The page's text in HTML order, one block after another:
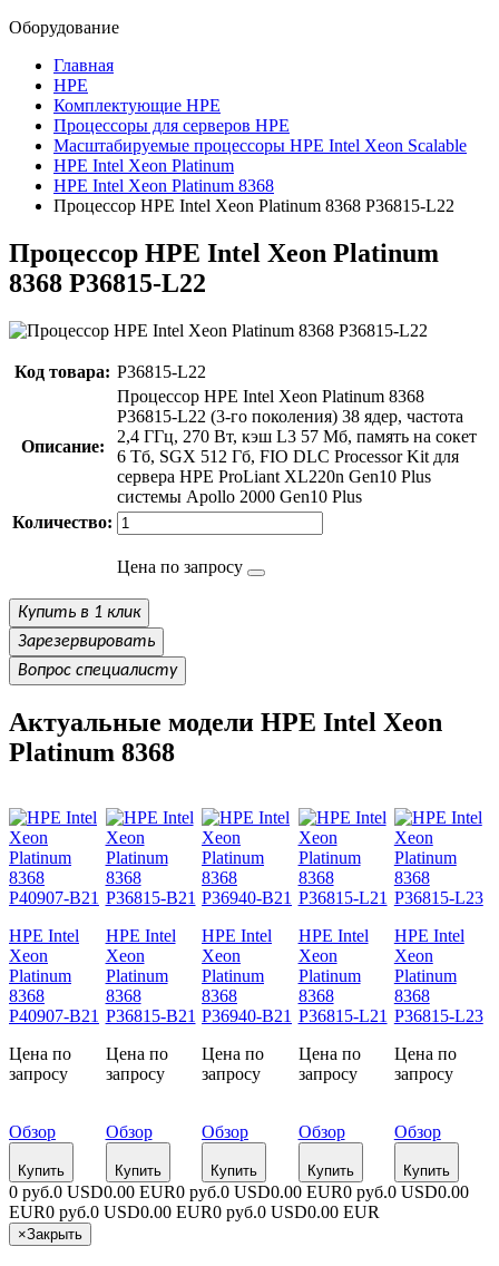
Оборудование
Главная
HPE
Комплектующие HPE
Процессоры для серверов HPE
Масштабируемые процессоры HPE Intel Xeon Scalable
HPE Intel Xeon Platinum
HPE Intel Xeon Platinum 8368
Процессор HPE Intel Xeon Platinum 8368 P36815-L22
Процессор HPE Intel Xeon Platinum
8368 P36815-L22
Код товара: P36815-L22
Описание:
Процессор HPE Intel Xeon Platinum 8368
P36815-L22 (3-го поколения) 38 ядер, частота
2,4 ГГц, 270 Вт, кэш L3 57 Мб, память на сокет
6 Тб, SGX 512 Гб, FIO DLC Processor Kit для
сервера HPE ProLiant XL220n Gen10 Plus
системы Apollo 2000 Gen10 Plus
Количество:
Цена по запросу
Купить в 1 клик
Зарезервировать
Вопрос специалисту
Актуальные модели HPE Intel Xeon
Platinum 8368
HPE Intel
Xeon
Platinum
8368
P40907-B21
Цена по
запросу
Обзор
Купить
HPE Intel
Xeon
Platinum
8368
P36815-B21
Цена по
запросу
Обзор
Купить
HPE Intel
Xeon
Platinum
8368
P36940-B21
Цена по
запросу
Обзор
Купить
HPE Intel
Xeon
Platinum
8368
P36815-L21
Цена по
запросу
Обзор
Купить
HPE Intel
Xeon
Platinum
8368
P36815-L23
Цена по
запросу
Обзор
Купить
0 руб.0 USD0.00 EUR0 руб.0 USD0.00 EUR0 руб.0 USD0.00
EUR0 руб.0 USD0.00 EUR0 руб.0 USD0.00 EUR
×Закрыть